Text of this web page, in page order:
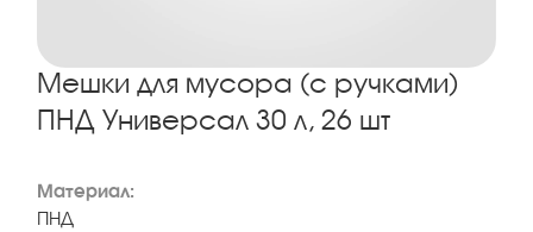
Мешки для мусора (с ручками)
ПНД Универсал 30 л, 26 шт
Материал:
ПНД